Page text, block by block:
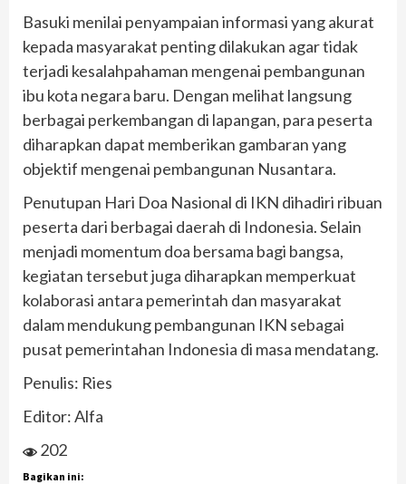
Basuki menilai penyampaian informasi yang akurat
kepada masyarakat penting dilakukan agar tidak
terjadi kesalahpahaman mengenai pembangunan
ibu kota negara baru. Dengan melihat langsung
berbagai perkembangan di lapangan, para peserta
diharapkan dapat memberikan gambaran yang
objektif mengenai pembangunan Nusantara.
Penutupan Hari Doa Nasional di IKN dihadiri ribuan
peserta dari berbagai daerah di Indonesia. Selain
menjadi momentum doa bersama bagi bangsa,
kegiatan tersebut juga diharapkan memperkuat
kolaborasi antara pemerintah dan masyarakat
dalam mendukung pembangunan IKN sebagai
pusat pemerintahan Indonesia di masa mendatang.
Penulis: Ries
Editor: Alfa
202
Bagikan ini: